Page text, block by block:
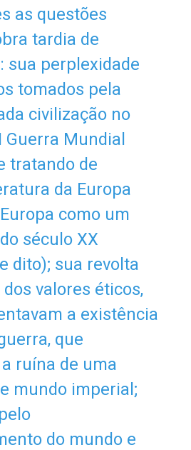
as questões
tardia de
sua perplexidade
tomados pela
civilização no
Guerra Mundial
tratando de
da Europa
como um
século XX
dito); sua revolta
valores éticos,
a existência
que
ruína de uma
mundo imperial;
do mundo e